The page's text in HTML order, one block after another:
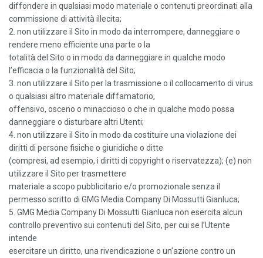
diffondere in qualsiasi modo materiale o contenuti preordinati alla
commissione di attività illecita;
2. non utilizzare il Sito in modo da interrompere, danneggiare o
rendere meno efficiente una parte o la
totalità del Sito o in modo da danneggiare in qualche modo
l’efficacia o la funzionalità del Sito;
3. non utilizzare il Sito per la trasmissione o il collocamento di virus
o qualsiasi altro materiale diffamatorio,
offensivo, osceno o minaccioso o che in qualche modo possa
danneggiare o disturbare altri Utenti;
4. non utilizzare il Sito in modo da costituire una violazione dei
diritti di persone fisiche o giuridiche o ditte
(compresi, ad esempio, i diritti di copyright o riservatezza); (e) non
utilizzare il Sito per trasmettere
materiale a scopo pubblicitario e/o promozionale senza il
permesso scritto di GMG Media Company Di Mossutti Gianluca;
5. GMG Media Company Di Mossutti Gianluca non esercita alcun
controllo preventivo sui contenuti del Sito, per cui se l’Utente
intende
esercitare un diritto, una rivendicazione o un’azione contro un